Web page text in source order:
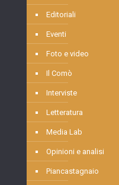
Editoriali
Eventi
Foto e video
Il Comò
Interviste
Letteratura
Media Lab
Opinioni e analisi
Piancastagnaio